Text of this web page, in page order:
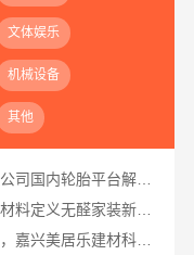
文体娱乐
机械设备
其他
湖北省腾冠畅实业贸易有限公司国内轮胎平台解决方案
邯山健康设计，至臻全宅新材料定义无醛家装新标准
新房装修匠心施工收费多少，嘉兴美居乐建材科技有限公司